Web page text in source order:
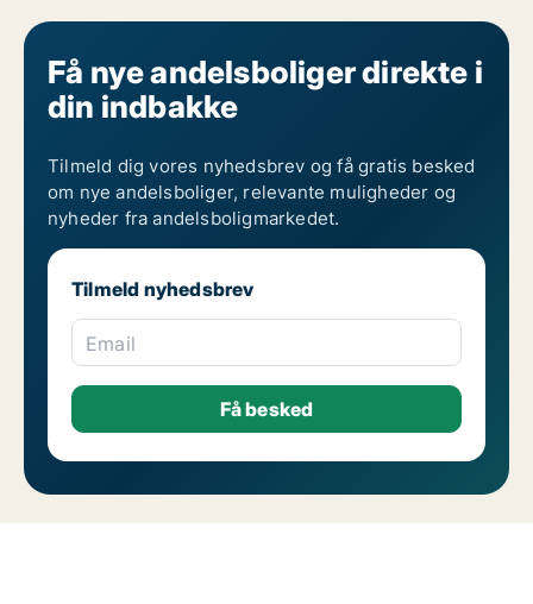
Få nye andelsboliger direkte i
din indbakke
Tilmeld dig vores nyhedsbrev og få gratis besked
om nye andelsboliger, relevante muligheder og
nyheder fra andelsboligmarkedet.
Tilmeld nyhedsbrev
Email